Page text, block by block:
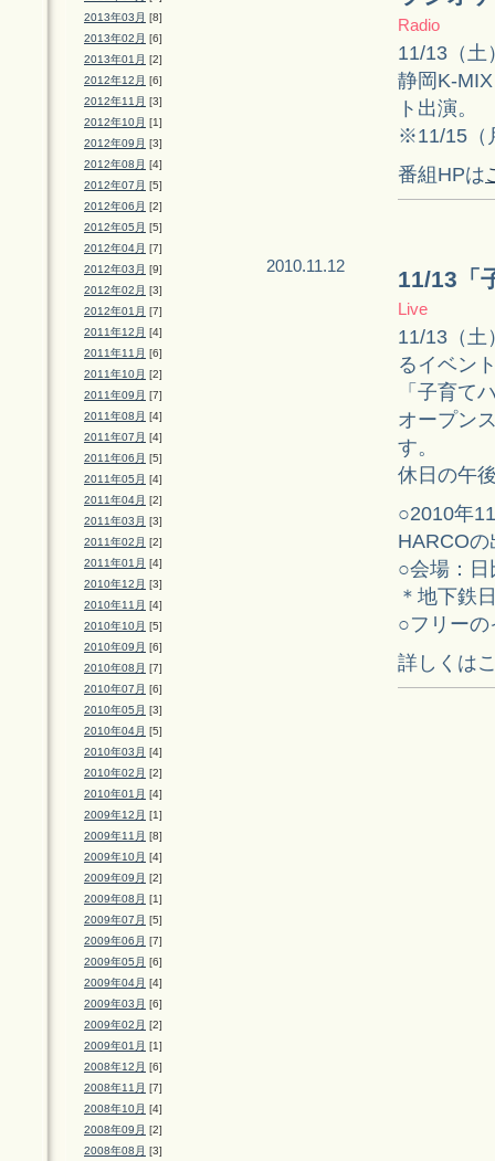
2013年03月 [8]
2013年02月 [6]
2013年01月 [2]
2012年12月 [6]
2012年11月 [3]
2012年10月 [1]
2012年09月 [3]
2012年08月 [4]
2012年07月 [5]
2012年06月 [2]
2012年05月 [5]
2012年04月 [7]
2012年03月 [9]
2012年02月 [3]
2012年01月 [7]
2011年12月 [4]
2011年11月 [6]
2011年10月 [2]
2011年09月 [7]
2011年08月 [4]
2011年07月 [4]
2011年06月 [5]
2011年05月 [4]
2011年04月 [2]
2011年03月 [3]
2011年02月 [2]
2011年01月 [4]
2010年12月 [3]
2010年11月 [4]
2010年10月 [5]
2010年09月 [6]
2010年08月 [7]
2010年07月 [6]
2010年05月 [3]
2010年04月 [5]
2010年03月 [4]
2010年02月 [2]
2010年01月 [4]
2009年12月 [1]
2009年11月 [8]
2009年10月 [4]
2009年09月 [2]
2009年08月 [1]
2009年07月 [5]
2009年06月 [7]
2009年05月 [6]
2009年04月 [4]
2009年03月 [6]
2009年02月 [2]
2009年01月 [1]
2008年12月 [6]
2008年11月 [7]
2008年10月 [4]
2008年09月 [2]
2008年08月 [3]
Radio
11/13（土
静岡K-
ト出演。
※11/15（
番組HPは
2010.11.12
11/13「
Live
11/13（土
るイベン
「子育て
オープン
す。
休日の午
○2010年
HARCO
○会場：
＊地下鉄
○フリー
詳しくは